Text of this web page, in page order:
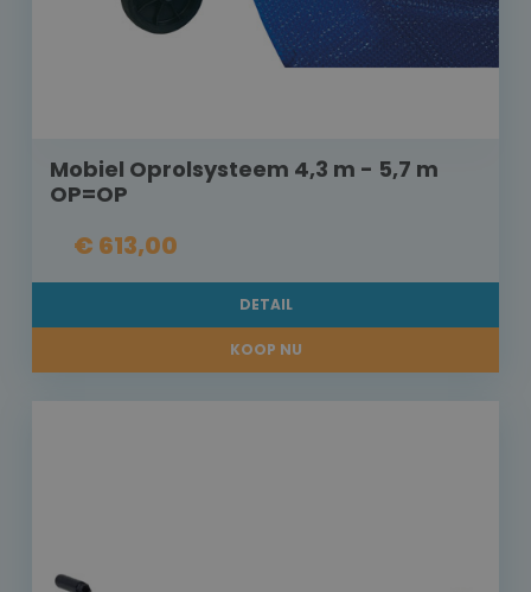
Mobiel Oprolsysteem 4,3 m - 5,7 m
OP=OP
€ 613,00
DETAIL
KOOP NU